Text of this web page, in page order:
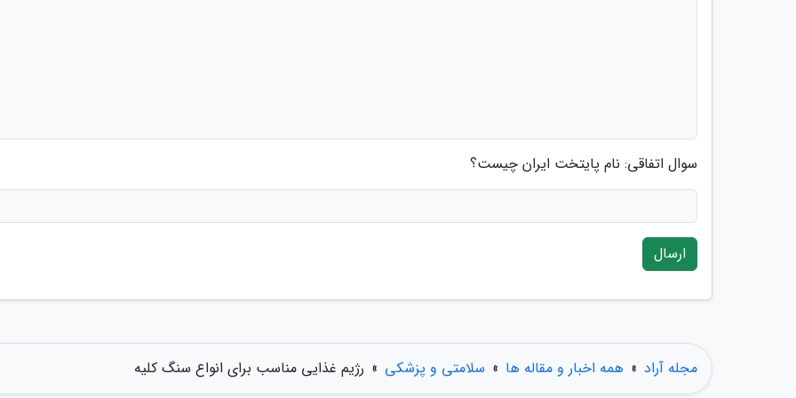
سوال اتفاقی: نام پایتخت ایران چیست؟
ارسال
مجله آراد » همه اخبار و مقاله ها » سلامتی و پزشکی » رژیم غذایی مناسب برای انواع سنگ کلیه